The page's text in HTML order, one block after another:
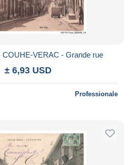
COUHE-VERAC - Grande rue
± 6,93 USD
Professionale